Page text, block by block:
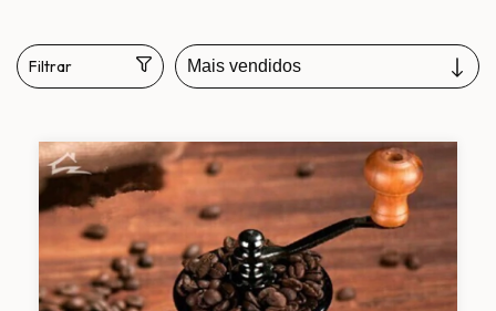
Filtrar